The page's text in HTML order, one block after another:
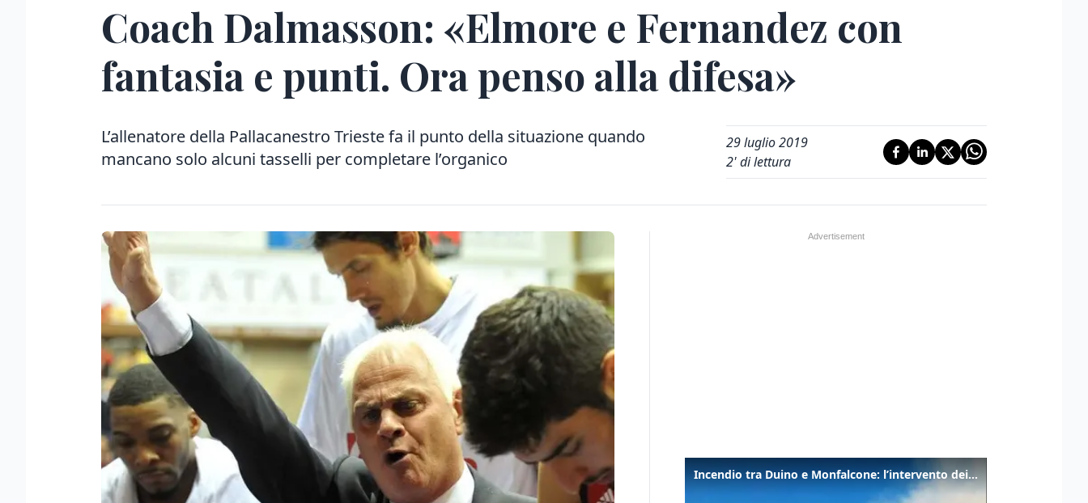
Coach Dalmasson: «Elmore e Fernandez con
fantasia e punti. Ora penso alla difesa»
L’allenatore della Pallacanestro Trieste fa il punto della situazione quando
mancano solo alcuni tasselli per completare l’organico
29 luglio 2019
2' di lettura
Incendio tra Duino e Monfalcone: l’intervento dei vigili del fuoco